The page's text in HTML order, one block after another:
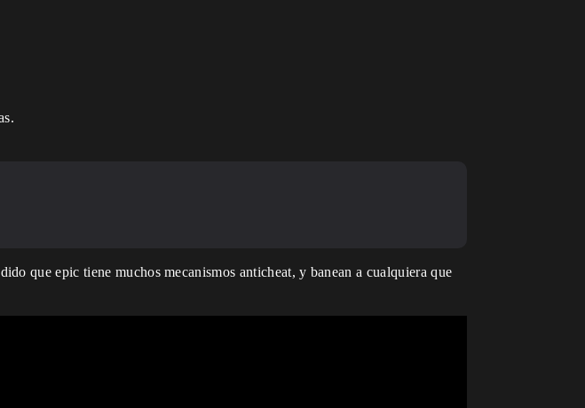
que epic tiene muchos mecanismos anticheat, y banean a cualquiera que